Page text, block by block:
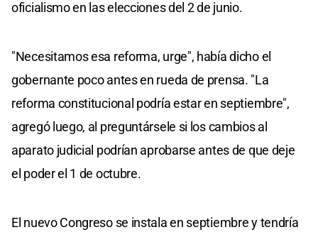
oficialismo en las elecciones del 2 de junio.
"Necesitamos esa reforma, urge", había dicho el
gobernante poco antes en rueda de prensa. "La
reforma constitucional podría estar en septiembre",
agregó luego, al preguntársele si los cambios al
aparato judicial podrían aprobarse antes de que deje
el poder el 1 de octubre.
El nuevo Congreso se instala en septiembre y tendría